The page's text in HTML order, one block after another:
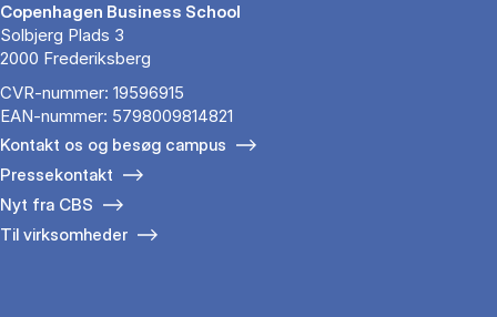
Copenhagen Business School
Solbjerg Plads 3
2000 Frederiksberg
CVR-nummer: 19596915
EAN-nummer: 5798009814821
Kontakt os og besøg campus
Pressekontakt
Nyt fra CBS
Til virksomheder